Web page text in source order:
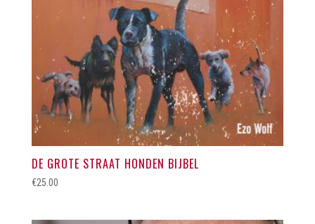
DE GROTE STRAAT HONDEN BIJBEL
€25.00